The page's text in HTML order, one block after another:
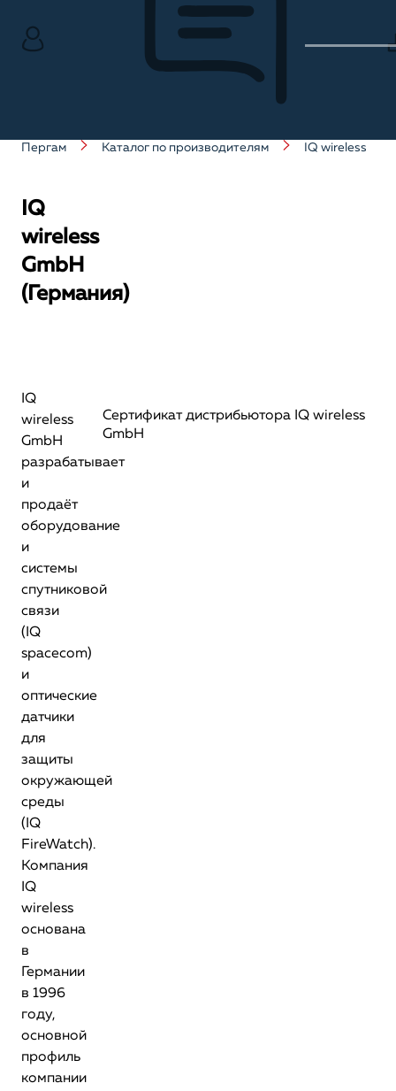
Пергам Каталог по производителям IQ wireless
IQ
wireless
GmbH
(Германия)
IQ
wireless
GmbH
разрабатывает
и
продаёт
оборудование
и
системы
спутниковой
связи
(IQ
spacecom)
и
оптические
датчики
для
защиты
окружающей
среды
(IQ
FireWatch).
Компания
IQ
wireless
основана
в
Германии
в 1996
году,
основной
профиль
компании
Сертификат дистрибьютора IQ wireless
GmbH